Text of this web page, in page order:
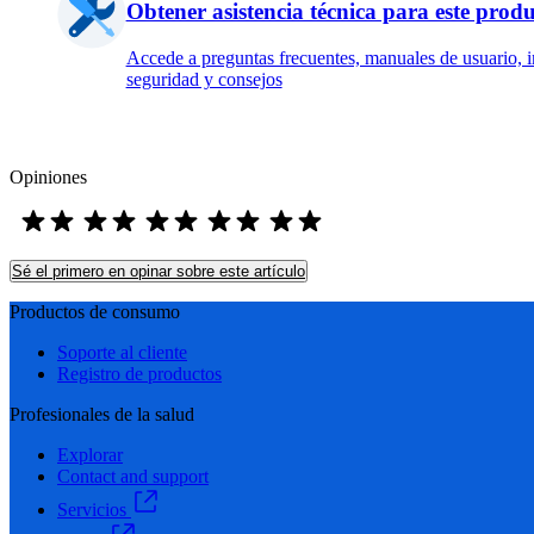
Obtener asistencia técnica para este
Accede a preguntas frecuentes, manuales de usuario,
seguridad y consejos
Opiniones
Sé el primero en opinar sobre este artículo
Productos de consumo
Soporte al cliente
Registro de productos
Profesionales de la salud
Explorar
Contact and support
Servicios